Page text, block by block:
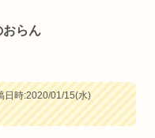
おらん
日時:2020/01/15(水)